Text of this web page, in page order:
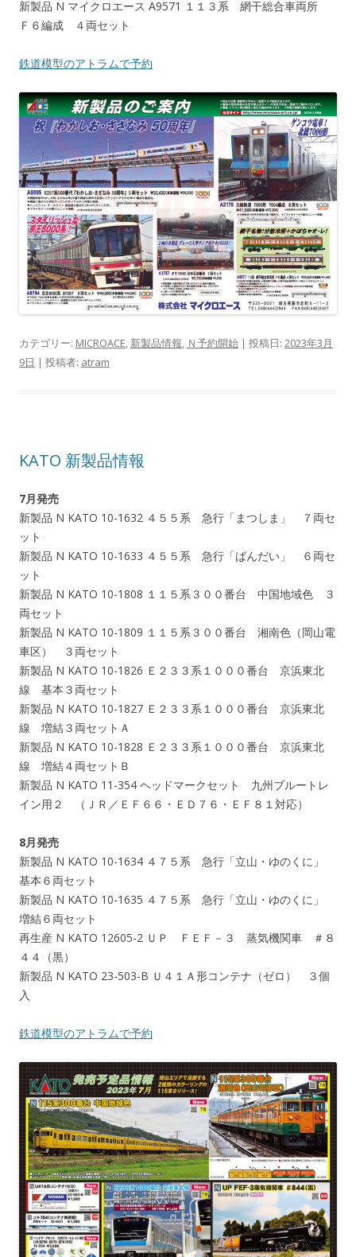
新製品 N マイクロエース A9571 １１３系 網干総合車両所
Ｆ６編成 ４両セット
鉄道模型のアトラムで予約
カテゴリー: MICROACE, 新製品情報, Ｎ予約開始 | 投稿日: 2023年3月
9日 | 投稿者: atram
KATO 新製品情報
7月発売
新製品 N KATO 10-1632 ４５５系 急行「まつしま」 ７両セ
ット
新製品 N KATO 10-1633 ４５５系 急行「ばんだい」 ６両セ
ット
新製品 N KATO 10-1808 １１５系３００番台 中国地域色 ３
両セット
新製品 N KATO 10-1809 １１５系３００番台 湘南色（岡山電
車区） ３両セット
新製品 N KATO 10-1826 Ｅ２３３系１０００番台 京浜東北
線 基本３両セット
新製品 N KATO 10-1827 Ｅ２３３系１０００番台 京浜東北
線 増結３両セットＡ
新製品 N KATO 10-1828 Ｅ２３３系１０００番台 京浜東北
線 増結４両セットＢ
新製品 N KATO 11-354 ヘッドマークセット 九州ブルートレ
イン用２ （ＪＲ／ＥＦ６６・ＥＤ７６・ＥＦ８１対応）
8月発売
新製品 N KATO 10-1634 ４７５系 急行「立山・ゆのくに」
基本６両セット
新製品 N KATO 10-1635 ４７５系 急行「立山・ゆのくに」
増結６両セット
再生産 N KATO 12605-2 ＵＰ ＦＥＦ－３ 蒸気機関車 ＃８
４４（黒）
新製品 N KATO 23-503-B Ｕ４１Ａ形コンテナ（ゼロ） ３個
入
鉄道模型のアトラムで予約